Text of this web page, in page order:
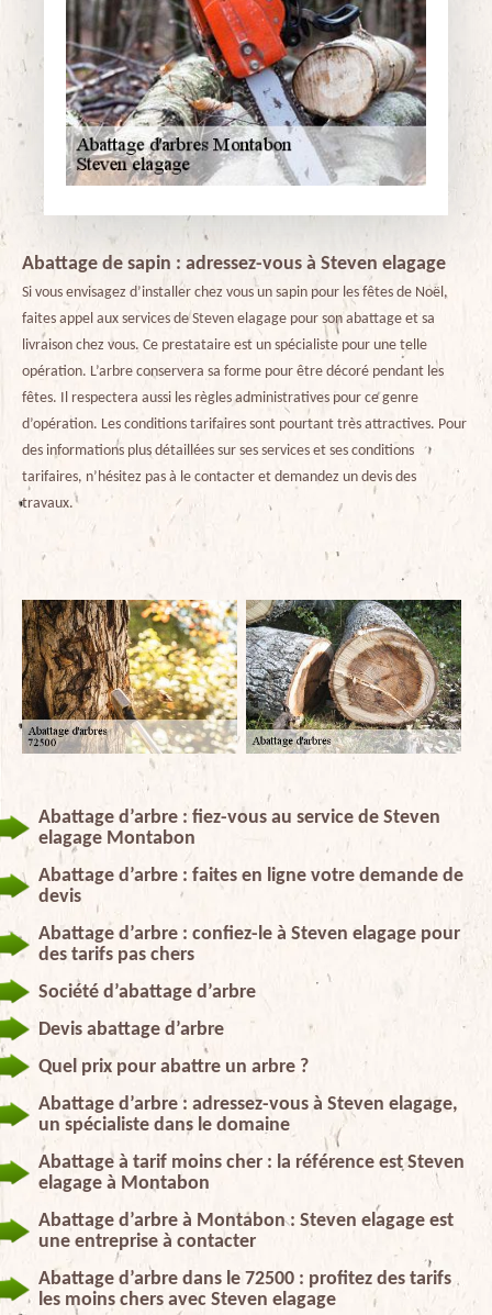
Abattage de sapin : adressez-vous à Steven elagage
Si vous envisagez d’installer chez vous un sapin pour les fêtes de Noël,
faites appel aux services de Steven elagage pour son abattage et sa
livraison chez vous. Ce prestataire est un spécialiste pour une telle
opération. L’arbre conservera sa forme pour être décoré pendant les
fêtes. Il respectera aussi les règles administratives pour ce genre
d’opération. Les conditions tarifaires sont pourtant très attractives. Pour
des informations plus détaillées sur ses services et ses conditions
tarifaires, n’hésitez pas à le contacter et demandez un devis des
travaux.
Abattage d’arbre : fiez-vous au service de Steven
elagage Montabon
Abattage d’arbre : faites en ligne votre demande de
devis
Abattage d’arbre : confiez-le à Steven elagage pour
des tarifs pas chers
Société d’abattage d’arbre
Devis abattage d’arbre
Quel prix pour abattre un arbre ?
Abattage d’arbre : adressez-vous à Steven elagage,
un spécialiste dans le domaine
Abattage à tarif moins cher : la référence est Steven
elagage à Montabon
Abattage d’arbre à Montabon : Steven elagage est
une entreprise à contacter
Abattage d’arbre dans le 72500 : profitez des tarifs
les moins chers avec Steven elagage